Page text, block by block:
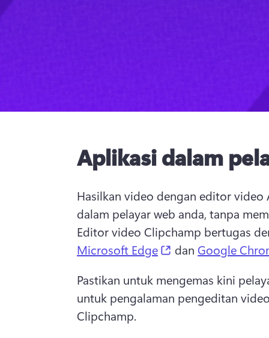
Aplikasi dalam
Hasilkan video dengan editor video
Editor video Clipchamp bertugas
Microsoft Edge
(opens in a new
dan Google
Pastikan untuk mengemas kini
untuk pengalaman pengeditan
Clipchamp.